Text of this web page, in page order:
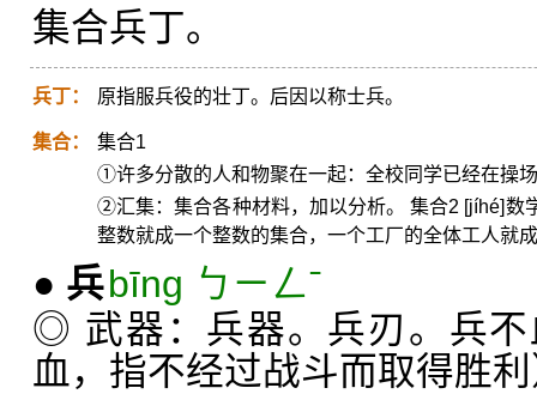
集合兵丁。
兵丁： 原指服兵役的壮丁。后因以称士兵。
集合：
集合1
①许多分散的人和物聚在一起：全校同学已经在操
②汇集：集合各种材料，加以分析。 集合2 [jíhé]数
整数就成一个整数的集合，一个工厂的全体工人就
● 兵bīng ㄅㄧㄥˉ
◎ 武器：兵器。兵刃。兵
血，指不经过战斗而取得胜